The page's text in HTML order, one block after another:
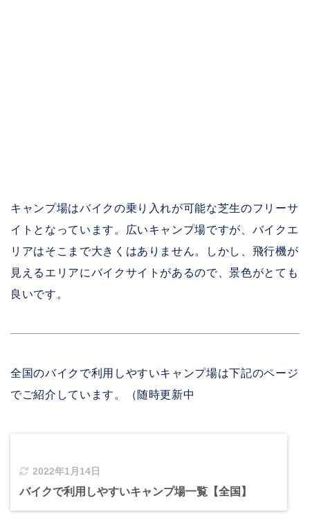
キャンプ場はバイクの乗り入れが可能な芝生のフリーサ
イトとなっています。広いキャンプ場ですが、バイクエ
リアはそこまで大きくはありません。しかし、飛行機が
見えるエリアにバイクサイトがあるので、景色がとても
良いです。
全国のバイクで利用しやすいキャンプ場は下記のページ
でご紹介しています。（随時更新中
2022年1月14日
バイクで利用しやすいキャンプ場一覧【全国】